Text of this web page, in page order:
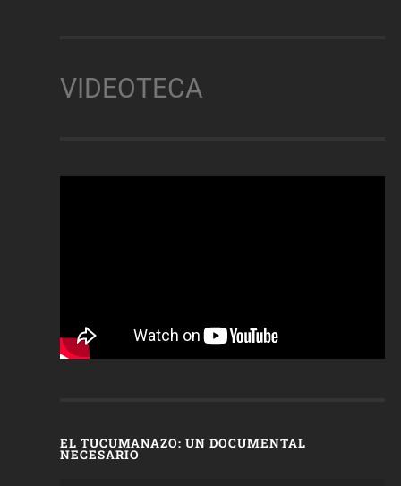
VIDEOTECA
EL TUCUMANAZO: UN DOCUMENTAL
NECESARIO